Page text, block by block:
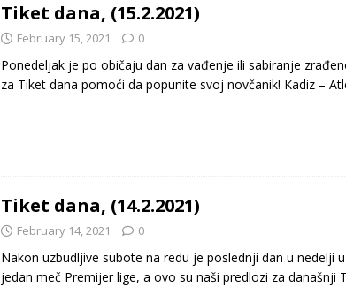
Tiket dana, (15.2.2021)
February 15, 2021 0
Ponedeljak je po običaju dan za vađenje ili sabiranje
za Tiket dana pomoći da popunite svoj novčanik! Kadiz –
Tiket dana, (14.2.2021)
February 14, 2021 0
Nakon uzbudljive subote na redu je poslednji dan u nedelji
jedan meč Premijer lige, a ovo su naši predlozi za današnji